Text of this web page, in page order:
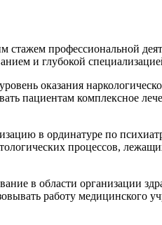
профессиональной
и глубокой
оказания
пациентам комплексное
в ординатуре по
процессов,
в области организации
работу медицинского